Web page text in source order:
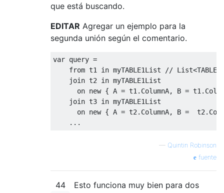
que está buscando.
EDITAR Agregar un ejemplo para la
segunda unión según el comentario.
var query =
from t1 in myTABLE1List
//
join t2 in myTABLE1List
      on
new { A = t1 . ColumnA, B = t1 .
join t3 in myTABLE1List
      on
new { A = t2 . ColumnA, B =
  t2
.
...
— Quintin Robinson
fuente
44
Esto funciona muy bien para dos